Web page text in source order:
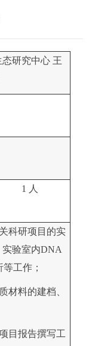
研究中心 王
1 人
科研项目的实
验室内DNA
工作；
材料的建档、
目报告撰写工